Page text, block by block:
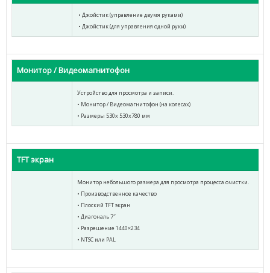
• Джойстик (управление двумя руками)
• Джойстик (для управления одной руки)
Монитор / Видеомагнитофон
Устройство для просмотра и записи.
• Монитор / Видеомагнитофон (на колесах)
• Размеры 530х 530х780 мм
TFT экран
Монитор небольшого размера для просмотра процесса очистки.
• Производственное качество
• Плоский TFT экран
• Диагональ 7″
• Разрешение 1440×234
• NTSC или PAL